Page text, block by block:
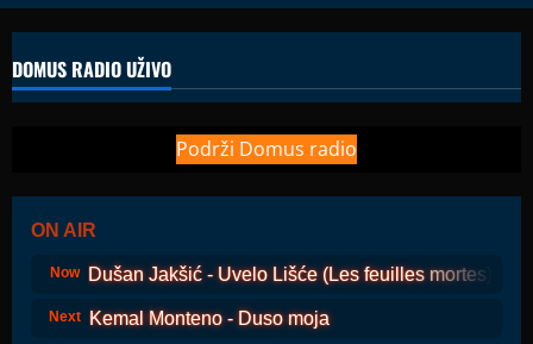
DOMUS RADIO UŽIVO
Podrži Domus radio
ON AIR
Now Dušan Jakšić - Uvelo Lišće (Les feuilles mortes)
Next Kemal Monteno - Duso moja